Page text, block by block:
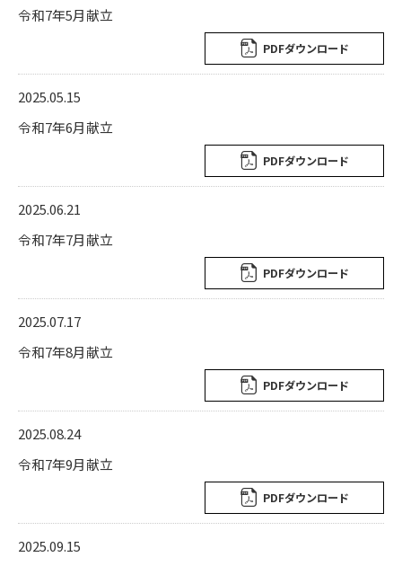
令和7年5月献立
PDFダウンロード
2025.05.15
令和7年6月献立
PDFダウンロード
2025.06.21
令和7年7月献立
PDFダウンロード
2025.07.17
令和7年8月献立
PDFダウンロード
2025.08.24
令和7年9月献立
PDFダウンロード
2025.09.15